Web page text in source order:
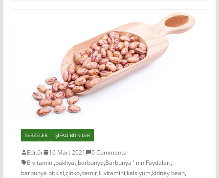
SEBZELER ŞIFALI BITKILER
Editör 16 Mart 2021
0 Comments
B vitamini,bakliyat,barbunya,Barbunya ' nın Faydaları,
barbunya bitkisi,çinko,demir,E vitamini,kalsiyum,kidney bean,